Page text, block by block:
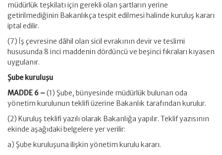
müdürlük teşkilatı için gerekli olan şartların yerine
getirilmediğinin Bakanlıkça tespit edilmesi halinde kuruluş kararı
iptal edilir.
(7) İş çevresine dâhil olan sicil evrakının devir ve teslimi
hususunda 8 inci maddenin dördüncü ve beşinci fıkraları kıyasen
uygulanır.
Şube kuruluşu
MADDE 6 –(1) Şube, bünyesinde müdürlük bulunan oda
yönetim kurulunun teklifi üzerine Bakanlık tarafından kurulur.
(2) Kuruluş teklifi yazılı olarak Bakanlığa yapılır. Teklif yazısının
ekinde aşağıdaki belgelere yer verilir:
a) Şube kuruluşuna ilişkin yönetim kurulu kararı.